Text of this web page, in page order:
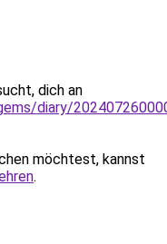
dich an
diary/
möchtest, kannst
.